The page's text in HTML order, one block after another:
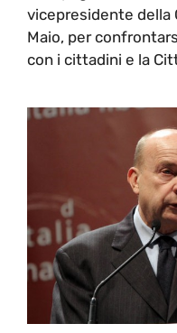
vicepresidente della
Maio, per
con i cittadini e la